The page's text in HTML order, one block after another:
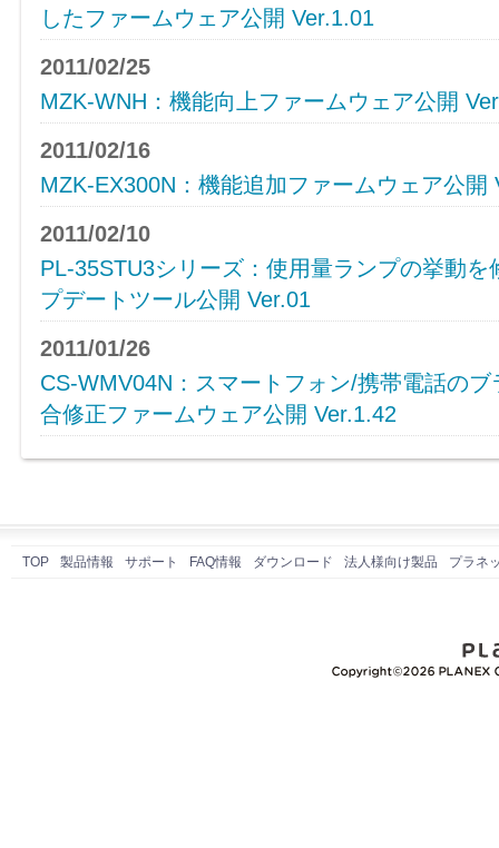
したファームウェア公開 Ver.1.01
2011/02/25
MZK-WNH：機能向上ファームウェア公開
2011/02/16
MZK-EX300N：機能追加ファームウェア公開
2011/02/10
PL-35STU3シリーズ：使用量ランプの挙動
プデートツール公開 Ver.01
2011/01/26
CS-WMV04N：スマートフォン/携帯電話の
合修正ファームウェア公開 Ver.1.42
TOP 製品情報 サポート FAQ情報 ダウンロード 法人様向け製品 プラネ